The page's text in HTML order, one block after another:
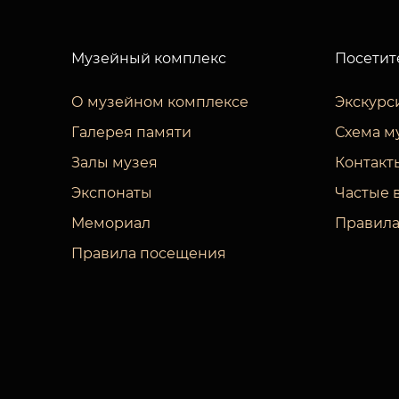
Музейный комплекс
О музейном комплексе
Галерея памяти
Залы музея
Экспонаты
Мемориал
Правила посещения
Схема
Частые